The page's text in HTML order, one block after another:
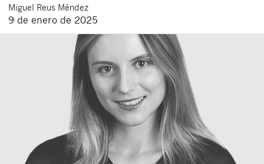
Miguel Reus Méndez
9 de enero de 2025